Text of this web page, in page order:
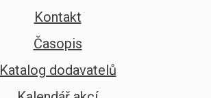
Kontakt
Časopis
Katalog dodavatelů